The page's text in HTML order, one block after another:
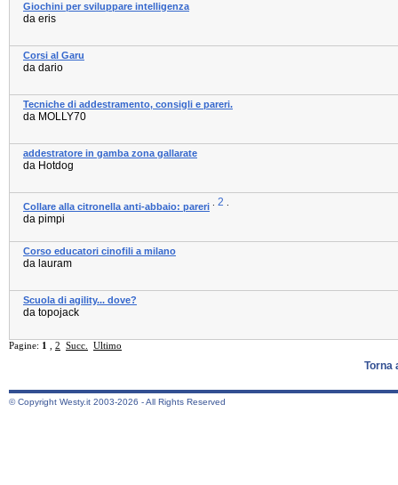
Giochini per sviluppare intelligenza
da eris
Corsi al Garu
da dario
Tecniche di addestramento, consigli e pareri.
da MOLLY70
addestratore in gamba zona gallarate
da Hotdog
Collare alla citronella anti-abbaio: pareri 2
da pimpi
Corso educatori cinofili a milano
da lauram
Scuola di agility... dove?
da topojack
Pagine: 1 2 Succ. Ultimo
Torna
© Copyright Westy.it 2003-2026 - All Rights Reserved